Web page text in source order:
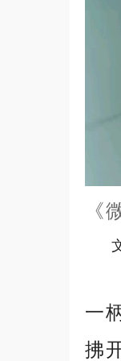
《
文
一
拂